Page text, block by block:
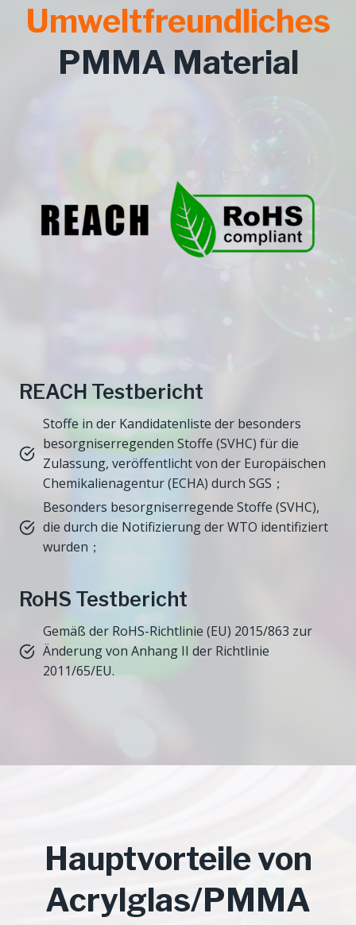
Umweltfreundliches
PMMA Material
REACH Testbericht
Stoffe in der Kandidatenliste der besonders
besorgniserregenden Stoffe (SVHC) für die
Zulassung, veröffentlicht von der Europäischen
Chemikalienagentur (ECHA) durch SGS；
Besonders besorgniserregende Stoffe (SVHC),
die durch die Notifizierung der WTO identifiziert
wurden；
RoHS Testbericht
Gemäß der RoHS-Richtlinie (EU) 2015/863 zur
Änderung von Anhang II der Richtlinie
2011/65/EU.
Hauptvorteile von
Acrylglas/PMMA